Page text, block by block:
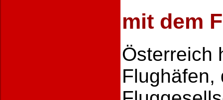
mit dem
Österreich
Flughäfen,